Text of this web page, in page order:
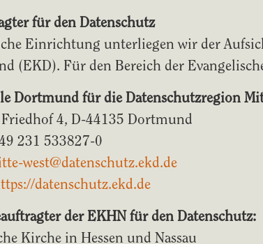
für den Datenschutz
Einrichtung unterliegen wir der
(EKD). Für den Bereich der
Dortmund für die Datenschutzregion
4, D-44135 Dortmund
231 533827-0
west@datenschutz.ekd.de
datenschutz.ekd.de
der EKHN für den Datenschutz:
Kirche in Hessen und Nassau